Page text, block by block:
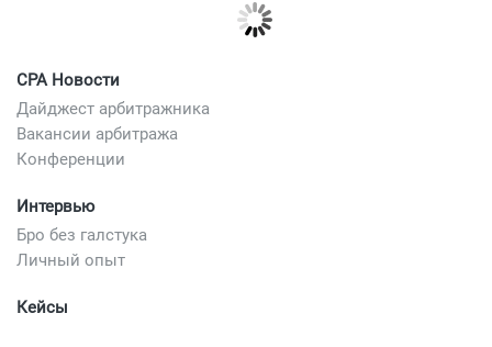
CPA Новости
Дайджест арбитражника
Вакансии арбитража
Конференции
Интервью
Бро без галстука
Личный опыт
Кейсы